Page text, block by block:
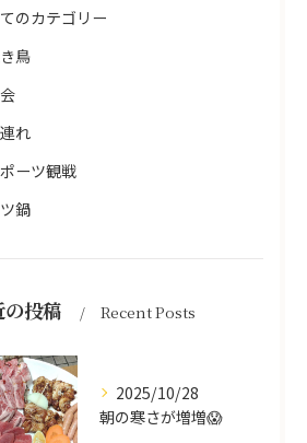
のカテゴリー
鳥
れ
ーツ観戦
鍋
の投稿 Recent Posts
2025/10/28
朝の寒さが増増😱